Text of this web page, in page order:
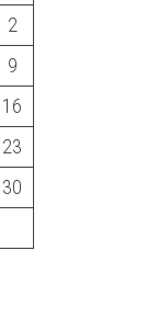
2
9
16
23
30